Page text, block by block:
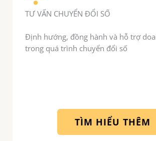
TƯ VẤN CHUYỂN ĐỔI SỐ
Định hướng, đồng hành và hỗ trợ
trong quá trình chuyển đổi số
TÌM HIỂU THÊM